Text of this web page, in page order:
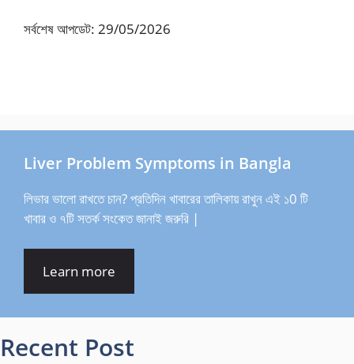
সর্বশেষ আপডেট: 29/05/2026
Liver Problem Symptoms in Bangla
লিভার ভালো রাখতে চান? প্রতিদিন খাবারের তালিকায় রাখুন এই ১0 টি
খাবার ও ৭টি সতর্ক সংকেত জানাই জরুরি |
Learn more
Recent Post